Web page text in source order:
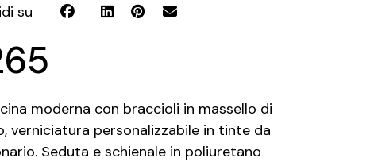
su
moderna con braccioli in massello di
verniciatura personalizzabile in tinte da
Seduta e schienale in poliuretano